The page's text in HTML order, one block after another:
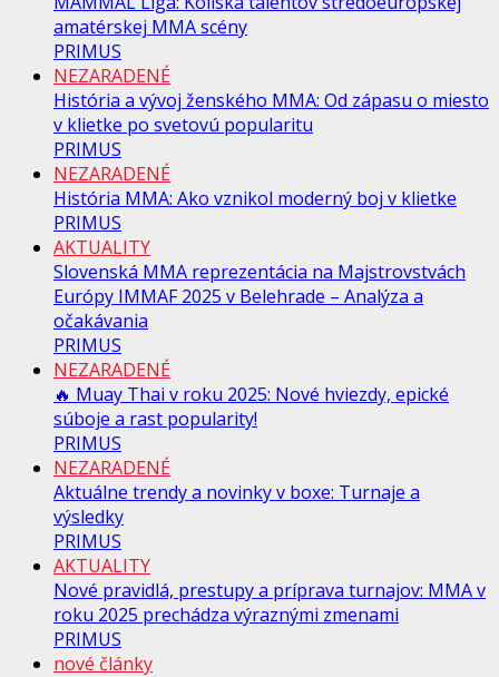
amatérskej MMA scény
PRIMUS
NEZARADENÉ
História a vývoj ženského MMA: Od zápasu o miesto
v klietke po svetovú popularitu
PRIMUS
NEZARADENÉ
História MMA: Ako vznikol moderný boj v klietke
PRIMUS
AKTUALITY
Slovenská MMA reprezentácia na Majstrovstvách
Európy IMMAF 2025 v Belehrade – Analýza a
očakávania
PRIMUS
NEZARADENÉ
🔥 Muay Thai v roku 2025: Nové hviezdy, epické
súboje a rast popularity!
PRIMUS
NEZARADENÉ
Aktuálne trendy a novinky v boxe: Turnaje a
výsledky
PRIMUS
AKTUALITY
Nové pravidlá, prestupy a príprava turnajov: MMA v
roku 2025 prechádza výraznými zmenami
PRIMUS
nové články